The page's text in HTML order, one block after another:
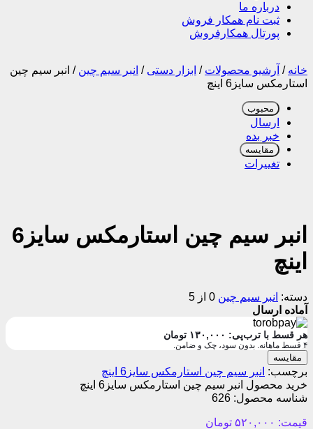
درباره ما
ثبت نام همکار فروش
پورتال همکارفروش
خانه / آرشیو محصولات / ابزار دستی / انبر سیم چین / انبر سیم چین
استارمکس سایز6 اینچ
محبوب
ارسال
خبر بده
مقایسه
تغییرات
انبر سیم چین استارمکس سایز6
اینچ
دسته: انبر سیم چین 0 از 5
آماده ارسال
هر قسط با ترب‌پی: ۱۳۰,۰۰۰ تومان
۴ قسط ماهانه. بدون سود، چک و ضامن.
مقایسه
برچسب: انبر سیم چین استارمکس سایز6 اینچ
خرید محصول انبر سیم چین استارمکس سایز6 اینچ
شناسه محصول: 626
قیمت: ۵۲۰,۰۰۰ تومان